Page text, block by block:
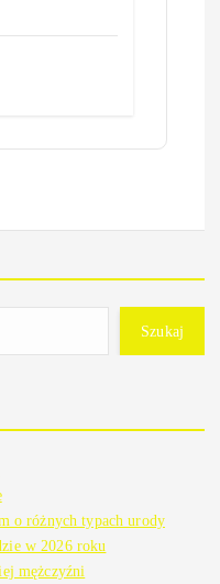
Szukaj
o różnych typach urody
w 2026 roku
mężczyźni